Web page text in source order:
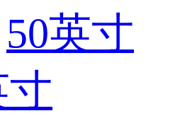
50英寸
寸